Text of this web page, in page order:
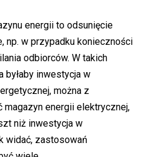
energii to odsunięcie
np. w przypadku konieczności
odbiorców. W takich
byłaby inwestycja w
można z
energii elektrycznej,
niż inwestycja w
widać, zastosowań